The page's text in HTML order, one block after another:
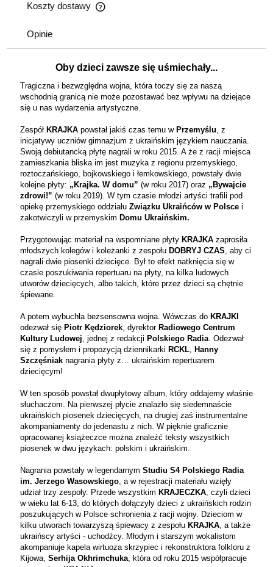
Koszty dostawy
Cena nie zawiera ewentualnych kosztów płatności
Opinie
Oby dzieci zawsze się uśmiechały...
Tragiczna i bezwzględna wojna, która toczy się za naszą
wschodnią granicą nie może pozostawać bez wpływu na dziejące
się u nas wydarzenia artystyczne.
Zespół KRAJKA powstał jakiś czas temu w Przemyślu , z
inicjatywy uczniów gimnazjum z ukraińskim językiem nauczania.
Swoją debiutancką płytę nagrali w roku 2015. A że z racji miejsca
zamieszkania bliska im jest muzyka z regionu przemyskiego,
roztoczańskiego, bojkowskiego i łemkowskiego, powstały dwie
kolejne płyty: „Krajka. W domu” (w roku 2017) oraz „Bywajcie
zdrowi!” (w roku 2019). W tym czasie młodzi artyści trafili pod
opiekę przemyskiego oddziału Związku Ukraińców w Polsce i
zakotwiczyli w przemyskim Domu Ukraińskim.
Przygotowując materiał na wspomniane płyty KRAJKA zaprosiła
młodszych kolegów i koleżanki z zespołu DOBRYJ CZAS , aby ci
nagrali dwie piosenki dziecięce. Był to efekt natknięcia się w
czasie poszukiwania repertuaru na płyty, na kilka ludowych
utworów dziecięcych, albo takich, które przez dzieci są chętnie
śpiewane.
A potem wybuchła bezsensowna wojna. Wówczas do KRAJKI
odezwał się Piotr Kędziorek , dyrektor Radiowego Centrum
Kultury Ludowej , jednej z redakcji Polskiego Radia . Odezwał
się z pomysłem i propozycją dziennikarki RCKL Hanny
Szczęśniak nagrania płyty z… ukraińskim repertuarem
dziecięcym!
W ten sposób powstał dwupłytowy album, który oddajemy właśnie
słuchaczom. Na pierwszej płycie znalazło się siedemnaście
ukraińskich piosenek dziecięcych, na drugiej zaś instrumentalne
akompaniamenty do jedenastu z nich. W pięknie graficznie
opracowanej książeczce można znaleźć teksty wszystkich
piosenek w dwu językach: polskim i ukraińskim.
Nagrania powstały w legendarnym Studiu S4 Polskiego Radia
im. Jerzego Wasowskiego , a w rejestracji materiału wzięły
udział trzy zespoły. Przede wszystkim KRAJECZKA , czyli dzieci
w wieku lat 6-13, do których dołączyły dzieci z ukraińskich rodzin
poszukujących w Polsce schronienia z racji wojny. Dzieciom w
kilku utworach towarzyszą śpiewacy z zespołu KRAJKA , a także
ukraińscy artyści - uchodźcy. Młodym i starszym wokalistom
akompaniuje kapela wirtuoza skrzypiec i rekonstruktora folkloru z
Kijowa, Serhija Okhrimchuka , która od roku 2015 współpracuje